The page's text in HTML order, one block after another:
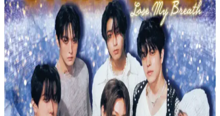
E-LİFE HOME çocuk pateni, ayarlanabilir yapısı ve dayanıklı
alüminyum gövdesiyle büyüyen ayaklara uygun, güvenli ve
eğlenceli bir spor deneyimi sunar.
Decathlon Mavi Turuncu Çocuk Yüzücü Gözlüğü
Güvenli ve Konforlu Yüzme Deneyimi İçin
Decathlon'un çocuklar için tasarladığı mavi turuncu yüzücü
gözlüğü, UV koruması, su geçirmezlik ve ayarlanabilir yapısıyla
güvenli ve konforlu yüzme sağlar.
Bigpoint Jel Mum Boya Fosforlu 5 Renk Güvenli ve